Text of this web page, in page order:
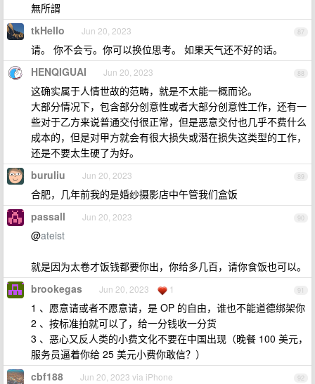
無所謂
87
tkHello Jun 20, 2023
请。 你不会亏。你可以换位思考。 如果天气还不好的话。
88
HENQIGUAI Jun 20, 2023
这确实属于人情世故的范畴，就是不太能一概而论。
大部分情况下，包含部分创意性或者大部分创意性工作，还有一
些对于乙方来说普通交付很正常，但是恶意交付也几乎不费什么
成本的，但是对甲方就会有很大损失或潜在损失这类型的工作，
还是不要太生硬了为好。
89
buruliu Jun 20, 2023
合肥，几年前我的是婚纱摄影店中午管我们盒饭
90
passall Jun 20, 2023
@ateist
就是因为太卷才饭钱都要你出，你给多几百，请你食饭也可以。
91
brookegas Jun 20, 2023 1
1 、愿意请或者不愿意请，是 OP 的自由，谁也不能道德绑架你
2 、按标准拍就可以了，给一分钱收一分货
3 、恶心又反人类的小费文化不要在中国出现（晚餐 100 美元，
服务员逼着你给 25 美元小费你敢信？）
92
cbf188 Jun 20, 2023 via iPhone